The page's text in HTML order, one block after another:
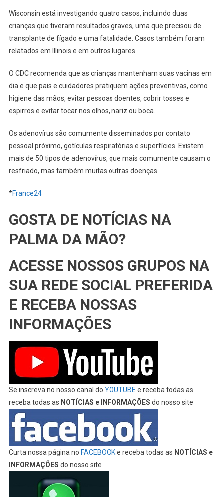
Wisconsin está investigando quatro casos, incluindo duas
crianças que tiveram resultados graves, uma que precisou de
transplante de fígado e uma fatalidade. Casos também foram
relatados em Illinois e em outros lugares.
O CDC recomenda que as crianças mantenham suas vacinas em
dia e que pais e cuidadores pratiquem ações preventivas, como
higiene das mãos, evitar pessoas doentes, cobrir tosses e
espirros e evitar tocar nos olhos, nariz ou boca.
Os adenovírus são comumente disseminados por contato
pessoal próximo, gotículas respiratórias e superfícies. Existem
mais de 50 tipos de adenovírus, que mais comumente causam o
resfriado, mas também muitas outras doenças.
*France24
GOSTA DE NOTÍCIAS NA
PALMA DA MÃO?
ACESSE NOSSOS GRUPOS NA
SUA REDE SOCIAL PREFERIDA
E RECEBA NOSSAS
INFORMAÇÕES
Se inscreva no nosso canal do YOUTUBE e receba todas as
receba todas as NOTÍCIAS e INFORMAÇÕES do nosso site
Curta nossa página no FACEBOOKe receba todas as NOTÍCIAS e
INFORMAÇÕES do nosso site